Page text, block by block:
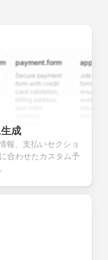
payment.form
Secure payment
form with credit
card validation,
integration for
smooth e-
commerce
transactions.
Job
form with
resume
efficient
candidate
成
報、支払いセクショ
合わせたカスタム予